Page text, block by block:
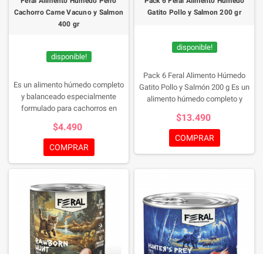
Cachorro Carne Vacuno y Salmon
400 gr
disponible!
Es un alimento húmedo completo
y balanceado especialmente
formulado para cachorros en
carne de vacuno y salmón,
proporcionando proteínas de alta
calidad, grasas saludables y
nutrientes esenciales que apoyan
cognitivo durante las primeras
etapas de vida. Su textura suave y
alta palatabilidad lo convierten en
una excelente opción para
acompañar el crecimiento
saludable de tu cachorro.
$4.490
COMPRAR
Gatito Pollo y Salmon 200 gr
disponible!
Pack 6 Feral Alimento Húmedo
Gatito Pollo y Salmón 200 g Es un
alimento húmedo completo y
crecimiento, formulado para cubrir
las necesidades nutricionales
durante las etapas más
alta calidad que favorecen el
crecimiento muscular, el
desarrollo saludable y el bienestar
general de los gatitos desde el
destete hasta la edad adulta.
$13.490
COMPRAR